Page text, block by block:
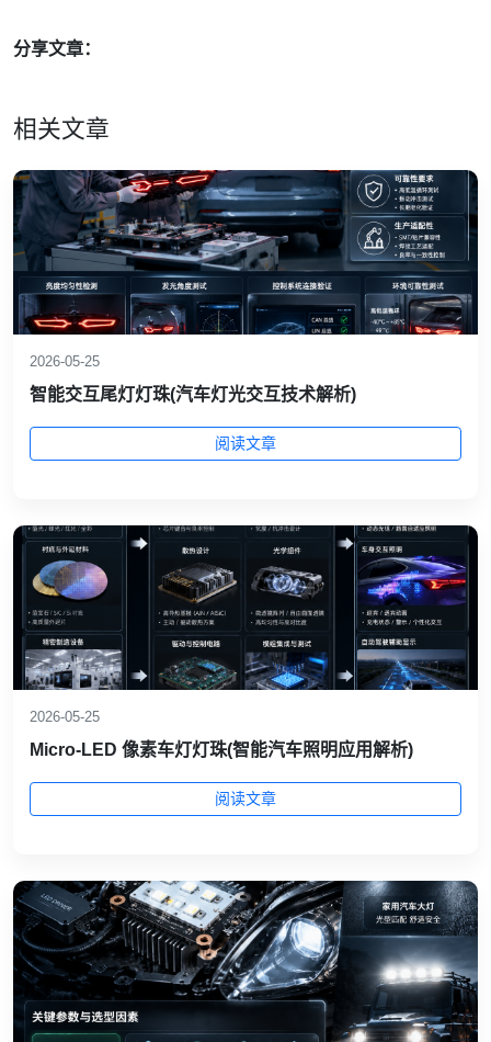
分享文章：
相关文章
2026-05-25
智能交互尾灯灯珠(汽车灯光交互技术解析)
阅读文章
2026-05-25
Micro-LED 像素车灯灯珠(智能汽车照明应用解析)
阅读文章